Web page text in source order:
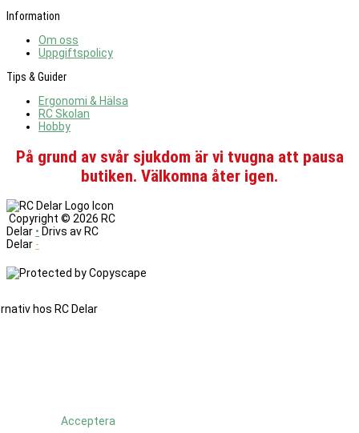
Information
Om oss
Uppgiftspolicy
Tips & Guider
Ergonomi & Hälsa
RC Skolan
Hobby
På grund av svår sjukdom är vi tvugna att pausa
butiken. Välkomna åter igen.
Copyright © 2026 RC
Delar • Drivs av RC
Delar -
Acceptera